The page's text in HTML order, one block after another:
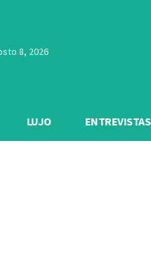
8, 2026
LUJO ENTREVISTAS